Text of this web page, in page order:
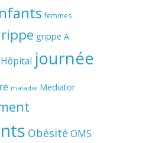
femmes
grippe A
Hôpital journée
maladie Mediator
Obésité OMS